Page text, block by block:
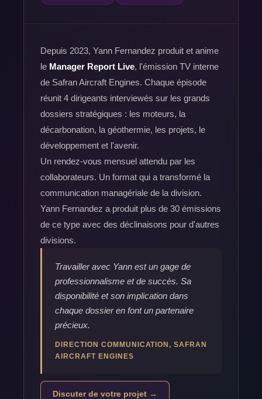
Depuis 2023, Yann Fernandez produit et anime
le Manager Report Live, l'émission TV interne
de Safran Aircraft Engines. Chaque épisode
réunit 4 dirigeants interviewés sur les grands
dossiers stratégiques : les moteurs, la
décarbonation, la géothermie, les projets, le
développement et l'avenir.
Un rendez-vous mensuel attendu par les
collaborateurs. Un format qui a transformé la
communication managériale de la division.
Yann Fernandez a produit plus de 30 émissions
de ce type avec des déclinaisons pour d'autres
divisions.
Travailler avec Yann est un gage de
professionnalisme et de succès. Sa
disponibilité et son implication dans
chaque dossier en font un partenaire
précieux.
DIRECTION COMMUNICATION, SAFRAN
AIRCRAFT ENGINES
Discuter de votre projet →